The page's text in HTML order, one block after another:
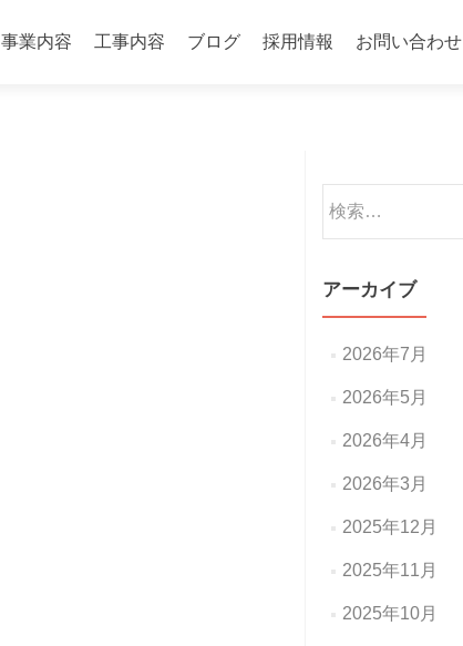
事業内容 工事内容 ブログ 採用情報 お問い合わせ
索:
アーカイブ
2026年7月
2026年5月
2026年4月
2026年3月
2025年12月
2025年11月
2025年10月